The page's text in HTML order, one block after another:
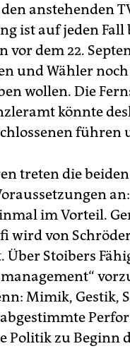
anstehenden
ist auf jeden
vor dem 22.
und Wähler
wollen. Die
könnte
führen
treten die
im Vorteil.
wird von
Über Stoibers
Mimik, Gestik,
Politik zu Beginn